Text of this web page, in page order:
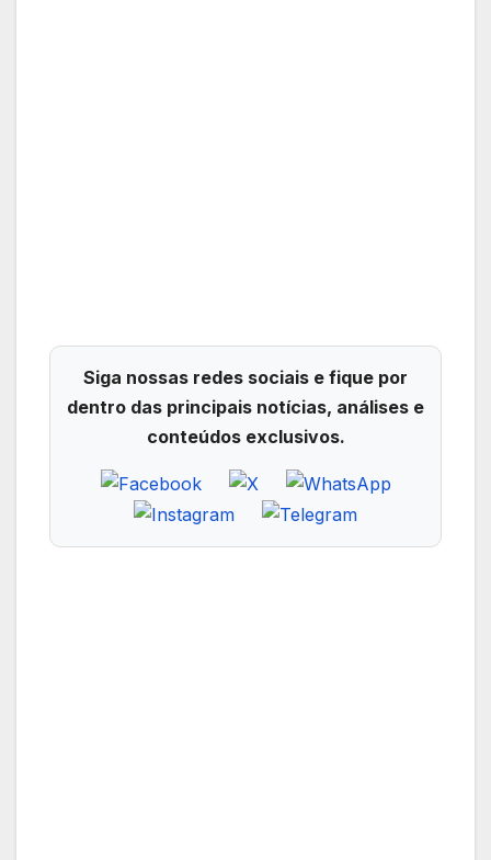
Siga nossas redes sociais e fique por
dentro das principais notícias, análises e
conteúdos exclusivos.